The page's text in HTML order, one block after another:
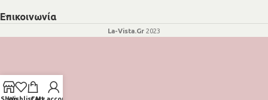
Επικοινωνία
La-Vista.Gr 2023